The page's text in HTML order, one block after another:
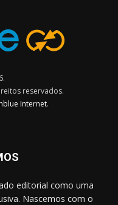
reservados.
Internet.
editorial como uma
Nascemos com o